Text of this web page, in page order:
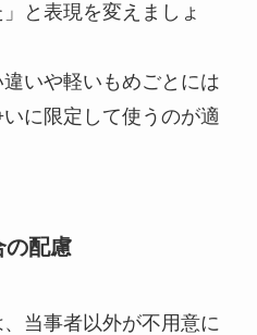
と表現を変えましょ
いや軽いもめごとには
に限定して使うのが適
の配慮
、当事者以外が不用意に